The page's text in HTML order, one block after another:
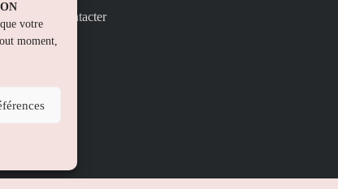
votre
moment,
Nous contacter